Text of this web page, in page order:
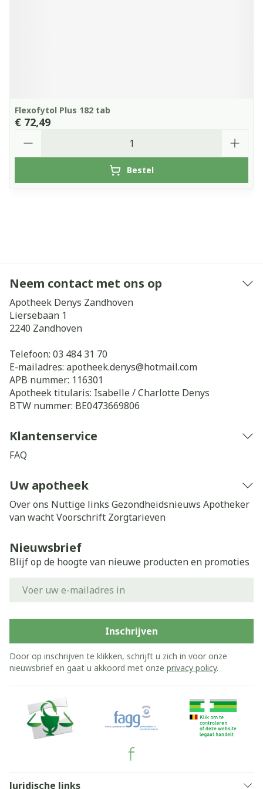
Flexofytol Plus 182 tab
€ 72,49
Bestel
Neem contact met ons op
Apotheek Denys Zandhoven
Liersebaan 1
2240 Zandhoven
Telefoon: 03 484 31 70
E-mailadres: apotheek.denys@hotmail.com
APB nummer: 116301
Apotheek titularis: Isabelle / Charlotte Denys
BTW nummer: BE0473669806
Klantenservice
FAQ
Uw apotheek
Over ons Nuttige links Gezondheidsnieuws Apotheker
van wachtVoorschrift Zorgtarieven
Nieuwsbrief
Blijf op de hoogte van nieuwe producten en promoties
Inschrijven
Door op inschrijven te klikken, schrijft u zich in voor onze
nieuwsbrief en gaat u akkoord met onze privacy policy.
Juridische links